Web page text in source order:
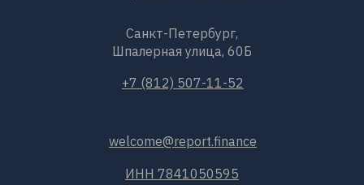
+7 (812) 507-11-52
Санкт-Петербург,
Шпалерная улица, 60Б
welcome@report.finance
ИНН 7841050595